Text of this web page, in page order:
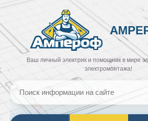
Ваш личный электрик и помощник в мире
электромонтажа!